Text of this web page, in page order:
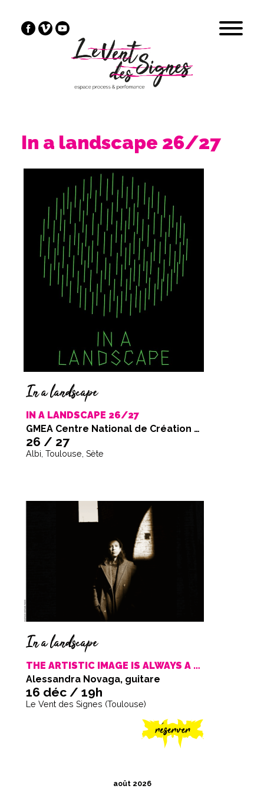
In a landscape 26/27
In a landscape
IN A LANDSCAPE 26/27
GMEA Centre National de Création Musicale Albi — Tarn
26 / 27
Albi, Toulouse, Sète
In a landscape
THE ARTISTIC IMAGE IS ALWAYS A MIRACLE
Alessandra Novaga, guitare
16 déc / 19h
Le Vent des Signes (Toulouse)
août 2026